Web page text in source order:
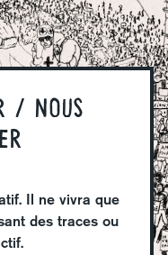
/ nous
Il ne vivra que
des traces ou